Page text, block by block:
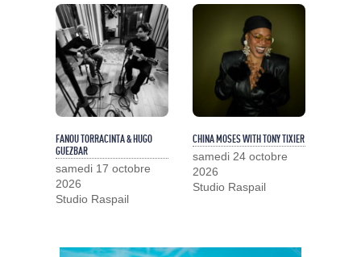
FANOU TORRACINTA & HUGO
GUEZBAR
samedi 17 octobre
2026
Studio Raspail
CHINA MOSES WITH TONY TIXIER
samedi 24 octobre
2026
Studio Raspail